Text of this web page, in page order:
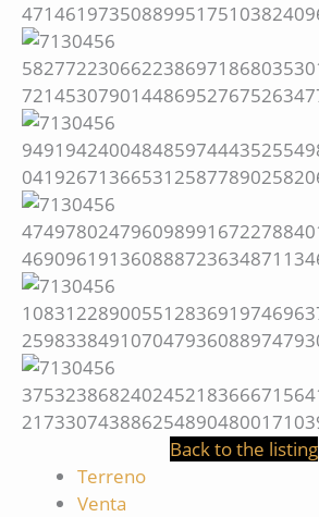
Back to the listing
Terreno
Venta